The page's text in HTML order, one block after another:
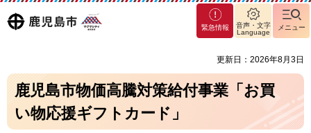
鹿児島
マグ
マシ
緊急情報
音声・文字
Language
メニュー
更新日：2026年8月3日
鹿児島市物価高騰対策給付事業「お買
い物応援ギフトカード」